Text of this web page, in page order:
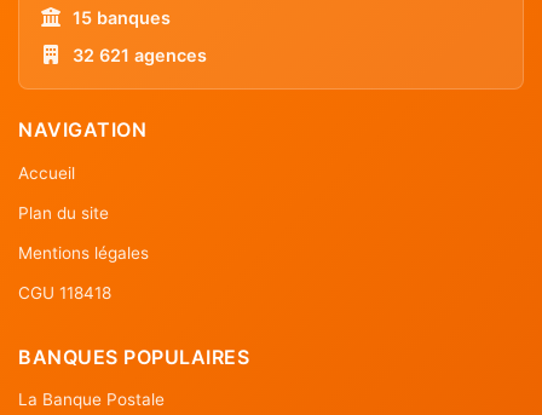
15 banques
32 621 agences
NAVIGATION
Accueil
Plan du site
Mentions légales
CGU 118418
BANQUES POPULAIRES
La Banque Postale